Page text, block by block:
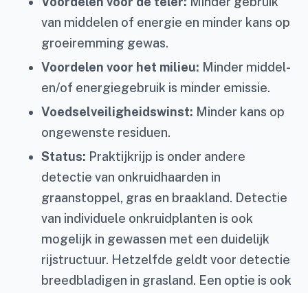
van middelen of energie en minder kans op
groeiremming gewas.
Voordelen voor het milieu: Minder middel-
en/of energiegebruik is minder emissie.
Voedselveiligheidswinst: Minder kans op
ongewenste residuen.
Status: Praktijkrijp is onder andere
detectie van onkruidhaarden in
graanstoppel, gras en braakland. Detectie
van individuele onkruidplanten is ook
mogelijk in gewassen met een duidelijk
rijstructuur. Hetzelfde geldt voor detectie
breedbladigen in grasland. Een optie is ook